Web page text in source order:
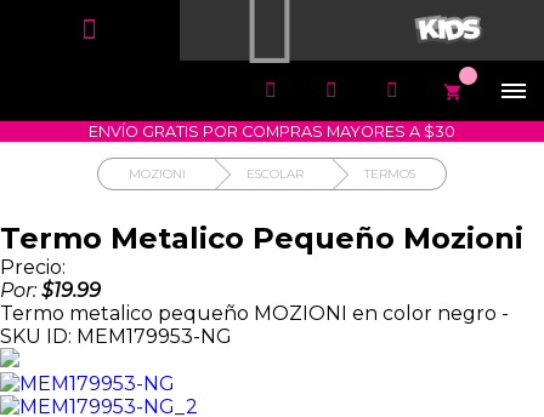


   
COMO COMPRAR DEVOLUCIÓN SIN COSTO
ENVÍO GRATIS POR COMPRAS MAYORES A $30
MOZIONI ESCOLAR TERMOS
Termo Metalico Pequeño Mozioni
Precio:
Por:$19.99
Termo metalico pequeño MOZIONI en color negro -
SKU ID: MEM179953-NG